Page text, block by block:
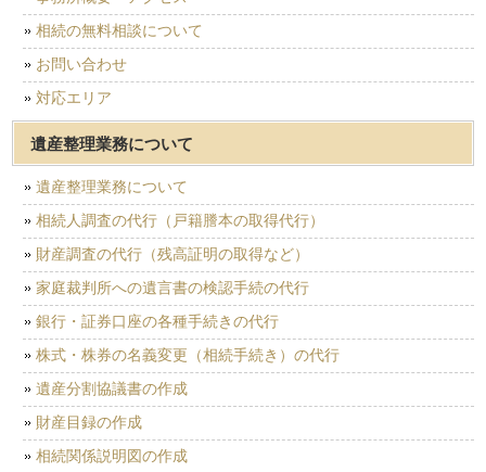
相続の無料相談について
お問い合わせ
対応エリア
遺産整理業務について
遺産整理業務について
相続人調査の代行（戸籍謄本の取得代行）
財産調査の代行（残高証明の取得など）
家庭裁判所への遺言書の検認手続の代行
銀行・証券口座の各種手続きの代行
株式・株券の名義変更（相続手続き）の代行
遺産分割協議書の作成
財産目録の作成
相続関係説明図の作成